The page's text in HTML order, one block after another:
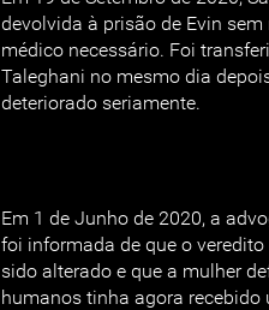
devolvida à prisão de Evin
médico necessário. Foi
Taleghani no mesmo dia
deteriorado seriamente.
Em 1 de Junho de 2020, a
foi informada de que o
sido alterado e que a mulher
humanos tinha agora recebido